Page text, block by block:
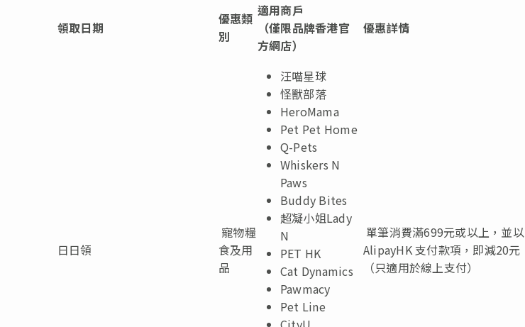
領取日期
優惠類
別
適用商戶
（僅限品牌香港官
方網店）
優惠詳情
日日領
寵物糧
食及用
品
汪喵星球
怪獸部落
HeroMama
Pet Pet Home
Q-Pets
Whiskers N
Paws
Buddy Bites
超凝小姐Lady
N
PET HK
Cat Dynamics
Pawmacy
Pet Line
單筆消費滿699元或以上，並以
AlipayHK 支付款項，即減20元
（只適用於線上支付）